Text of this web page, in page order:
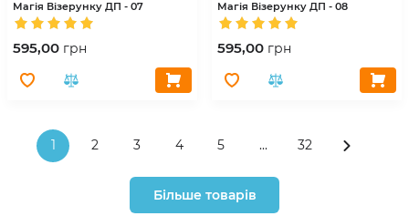
Магія Візерунку ДП - 07
595,00 грн
Магія Візерунку ДП - 08
595,00 грн
1 2 3 4 5 ... 32
Більше товарів